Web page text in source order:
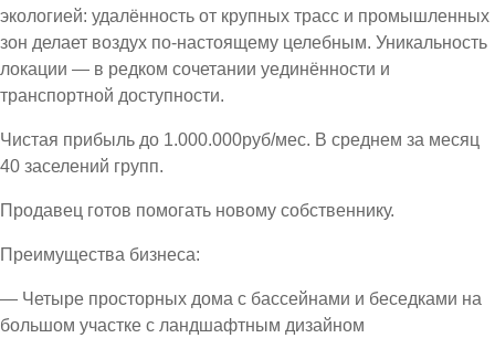
экологией: удалённость от крупных трасс и промышленных
зон делает воздух по-настоящему целебным. Уникальность
локации — в редком сочетании уединённости и
транспортной доступности.
Чистая прибыль до 1.000.000руб/мес. В среднем за месяц
40 заселений групп.
Продавец готов помогать новому собственнику.
Преимущества бизнеса:
— Четыре просторных дома с бассейнами и беседками на
большом участке с ландшафтным дизайном